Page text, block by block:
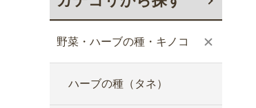
野菜・ハーブの種・キノコ
ハーブの種（タネ）